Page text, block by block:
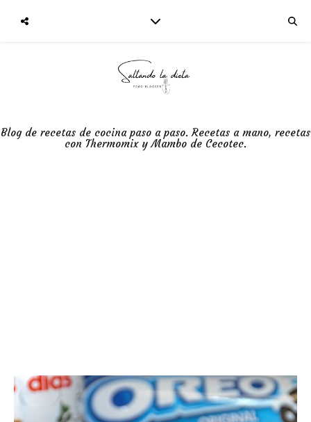
Blog de recetas de cocina paso a paso. Recetas a mano, recetas
con Thermomix y Mambo de Cecotec.